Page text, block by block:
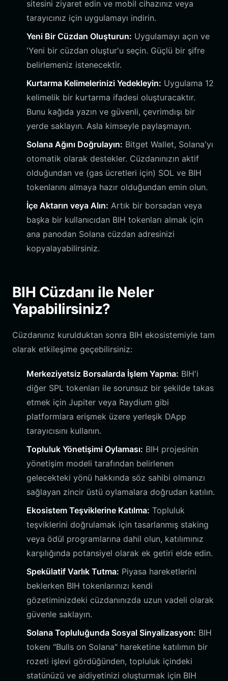
sitesini ziyaret edin ve mobil cihazınız veya
tarayıcınız için uygulamayı indirin.
Yeni Bir Cüzdan Oluşturun: Uygulamayı açın ve
'Yeni bir cüzdan oluştur'u seçin. Güçlü bir şifre
belirlemeniz istenecektir.
Kurtarma Kelimelerinizi Yedekleyin: Uygulama 12
kelimelik bir kurtarma ifadesi oluşturacaktır.
Bunu kağıda yazın ve güvenli, çevrimdışı bir
yerde saklayın. Asla kimseyle paylaşmayın.
Solana Ağını Doğrulayın: Bitget Wallet, Solana'yı
otomatik olarak destekler. Cüzdanınızın aktif
olduğundan ve (gas ücretleri için) SOL ve BIH
tokenlarını almaya hazır olduğundan emin olun.
İçe Aktarın veya Alın: Artık bir borsadan veya
başka bir kullanıcıdan BIH tokenları almak için
ana panodan Solana cüzdan adresinizi
kopyalayabilirsiniz.
BIH Cüzdanı ile Neler
Yapabilirsiniz?
Cüzdanınız kurulduktan sonra BIH ekosistemiyle tam
olarak etkileşime geçebilirsiniz:
Merkeziyetsiz Borsalarda İşlem Yapma: BIH'i
diğer SPL tokenları ile sorunsuz bir şekilde takas
etmek için Jupiter veya Raydium gibi
platformlara erişmek üzere yerleşik DApp
tarayıcısını kullanın.
Topluluk Yönetişimi Oylaması: BIH projesinin
yönetişim modeli tarafından belirlenen
gelecekteki yönü hakkında söz sahibi olmanızı
sağlayan zincir üstü oylamalara doğrudan katılın.
Ekosistem Teşviklerine Katılma: Topluluk
teşviklerini doğrulamak için tasarlanmış staking
veya ödül programlarına dahil olun, katılımınız
karşılığında potansiyel olarak ek getiri elde edin.
Spekülatif Varlık Tutma: Piyasa hareketlerini
beklerken BIH tokenlarınızı kendi
gözetiminizdeki cüzdanınızda uzun vadeli olarak
güvenle saklayın.
Solana Topluluğunda Sosyal Sinyalizasyon: BIH
tokenı "Bulls on Solana" hareketine katılımın bir
rozeti işlevi gördüğünden, topluluk içindeki
statünüzü ve aidiyetinizi oluşturmak için BIH